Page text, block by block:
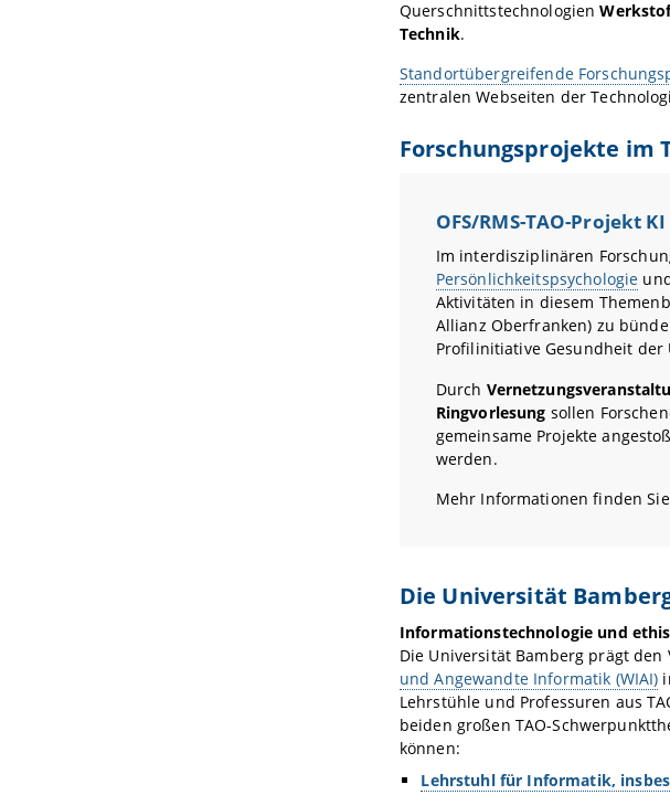
Querschnittstechnologien
Technik.
Standortübergreifende
zentralen Webseiten der
Forschungsprojekte im
OFS/RMS-TAO-Projekt
Im interdisziplinären
Persönlichkeitspsychologie
Aktivitäten in diesem
Allianz Oberfranken) zu
Profilinitiative Gesundheit der
Durch
Ringvorlesung sollen
gemeinsame Projekte
werden.
Mehr Informationen finden
Die Universität
Informationstechnologie und
Die Universität Bamberg prägt
und Angewandte Informatik (WIAI)
Lehrstühle und Professuren aus
beiden großen TAO-
können:
Lehrstuhl für Informatik,